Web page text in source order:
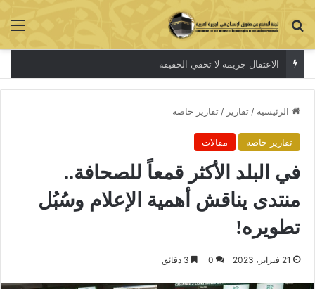
بحث عن
معتقلات الرأي
الرئيسية / تقارير / تقارير خاصة
تقارير خاصة مقالات
في البلد الأكثر قمعاً للصحافة..
منتدى يناقش أهمية الإعلام وسُبُل
تطويره!
21 فبراير، 2023 0